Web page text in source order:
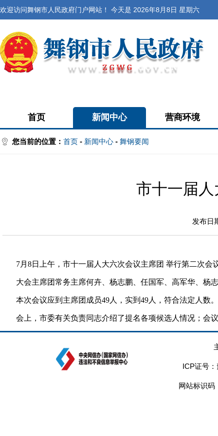
欢迎访问舞钢市人民政府门户网站！ 今天是 2026年8月8日 星期六
首页 新闻中心 营商环境
您当前的位置： 首页 - 新闻中心 - 舞钢要闻
市十一届
发布日
7月8日上午，市十一届人大六次会议主席团 举行第二次会
大会主席团常务主席何卉、杨志鹏、任国军、高军华、杨
本次会议应到主席团成员49人，实到49人，符合法定人
会上，市委有关负责同志介绍了提名各项候选人情况；会
ICP证号：
网站标识码